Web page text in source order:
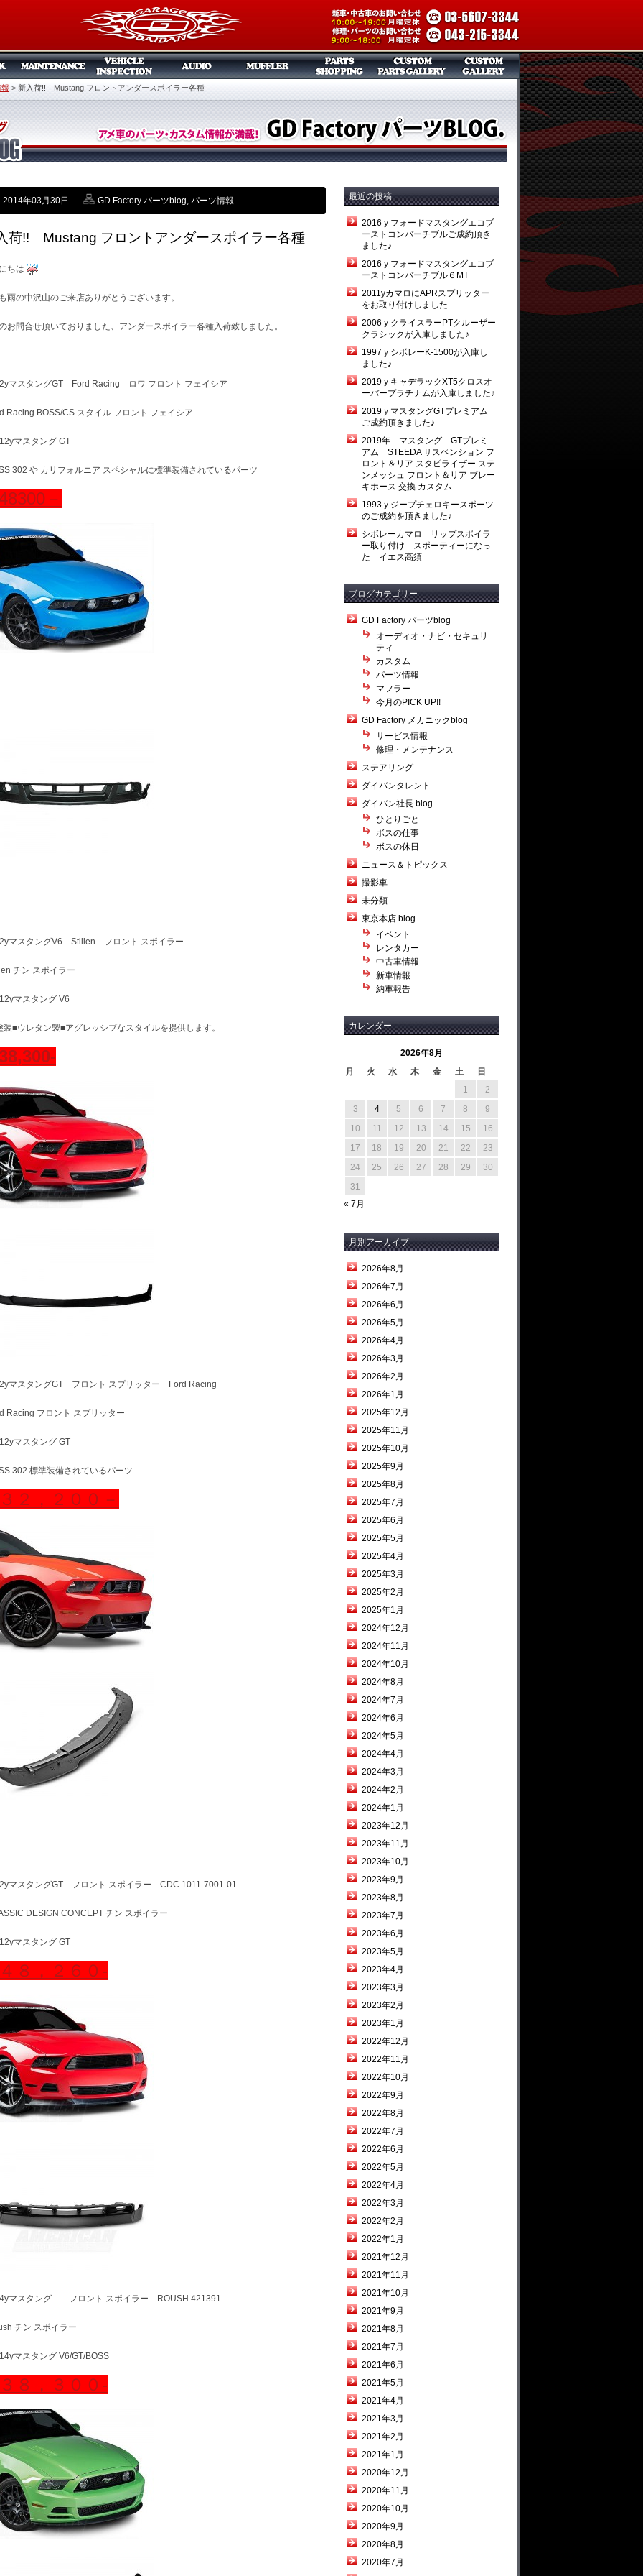
> 新入荷!! Mustang フロントアンダースポイラー各種
2014年03月30日 GD Factory パーツblog, パーツ情報
荷!! Mustang フロントアンダースポイラー各種
ちは
雨の中沢山のご来店ありがとうございます。
お問合せ頂いておりました、アンダースポイラー各種入荷致しました。
マスタングGT Ford Racing ロワ フロント フェイシア
Racing BOSS/CS スタイル フロント フェイシア
マスタング GT
302 や カリフォルニア スペシャルに標準装備されているパーツ
－
マスタングV6 Stillen フロント スポイラー
チン スポイラー
マスタング V6
装■ウレタン製■アグレッシブなスタイルを提供します。
マスタングGT フロント スプリッター Ford Racing
Racing フロント スプリッター
マスタング GT
302 標準装備されているパーツ
２，２００－
マスタングGT フロント スポイラー CDC 1011-7001-01
DESIGN CONCEPT チン スポイラー
マスタング GT
８，２６０‐
マスタング フロント スポイラー ROUSH 421391
チン スポイラー
マスタング V6/GT/BOSS
８，３００‐
最近の投稿
2016ｙフォードマスタングエコブ
ーストコンバーチブルご成約頂き
ました♪
2016ｙフォードマスタングエコブ
ーストコンバーチブル６MT
2011yカマロにAPRスプリッター
をお取り付けしました
2006ｙクライスラーPTクルーザー
クラシックが入庫しました♪
1997ｙシボレーK-1500が入庫し
ました♪
2019ｙキャデラックXT5クロスオ
ーバープラチナムが入庫しました♪
2019ｙマスタングGTプレミアム
ご成約頂きました♪
2019年 マスタング GTプレミ
アム STEEDA サスペンション フ
ロント＆リア スタビライザー ステ
ンメッシュ フロント＆リア ブレー
キホース 交換 カスタム
1993ｙジープチェロキースポーツ
のご成約を頂きました♪
シボレーカマロ リップスポイラ
ー取り付け スポーティーになっ
た イエス高須
ブログカテゴリー
GD Factory パーツblog
オーディオ・ナビ・セキュリ
ティ
カスタム
パーツ情報
マフラー
今月のPICK UP!!
GD Factory メカニックblog
サービス情報
修理・メンテナンス
ステアリング
ダイバンタレント
ダイバン社長 blog
ひとりごと…
ボスの仕事
ボスの休日
ニュース＆トピックス
撮影車
未分類
東京本店 blog
イベント
レンタカー
中古車情報
新車情報
納車報告
カレンダー
2026年8月
月
火 水 木 金 土
日
1
2
3
4 5 6 7 8
9
10
11 12 13 14 15
16
17
18 19 20 21 22
23
24
25 26 27 28 29
30
31
« 7月
月別アーカイブ
2026年8月
2026年7月
2026年6月
2026年5月
2026年4月
2026年3月
2026年2月
2026年1月
2025年12月
2025年11月
2025年10月
2025年9月
2025年8月
2025年7月
2025年6月
2025年5月
2025年4月
2025年3月
2025年2月
2025年1月
2024年12月
2024年11月
2024年10月
2024年8月
2024年7月
2024年6月
2024年5月
2024年4月
2024年3月
2024年2月
2024年1月
2023年12月
2023年11月
2023年10月
2023年9月
2023年8月
2023年7月
2023年6月
2023年5月
2023年4月
2023年3月
2023年2月
2023年1月
2022年12月
2022年11月
2022年10月
2022年9月
2022年8月
2022年7月
2022年6月
2022年5月
2022年4月
2022年3月
2022年2月
2022年1月
2021年12月
2021年11月
2021年10月
2021年9月
2021年8月
2021年7月
2021年6月
2021年5月
2021年4月
2021年3月
2021年2月
2021年1月
2020年12月
2020年11月
2020年10月
2020年9月
2020年8月
2020年7月